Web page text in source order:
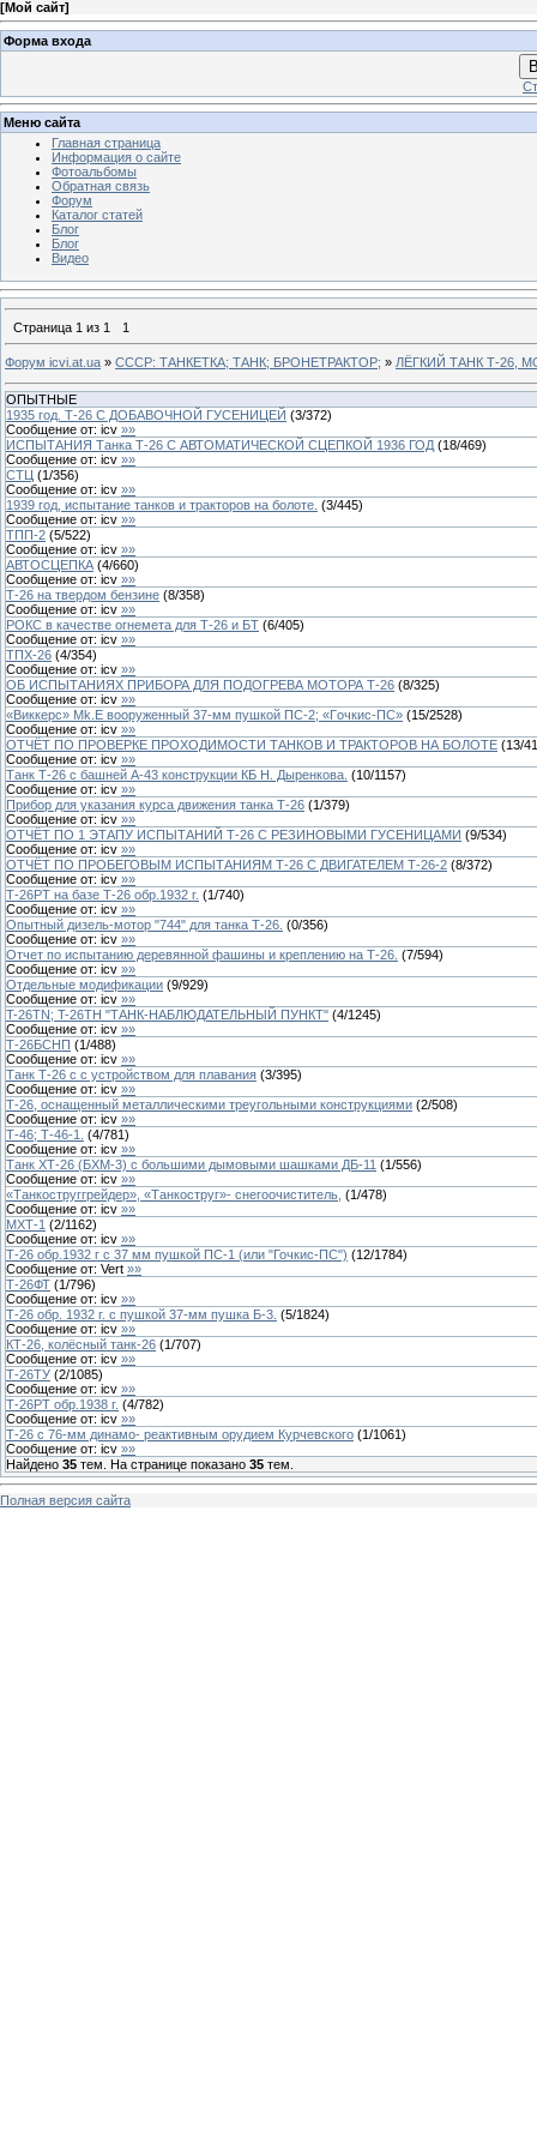
[Мой сайт]
Форма входа
Меню сайта
Главная страница
Информация о сайте
Фотоальбомы
Обратная связь
Форум
Каталог статей
Блог
Блог
Видео
Страница 1 из 1 1
Форум icvi.at.ua » СССР: ТАНКЕТКА; ТАНК; БРОНЕТРАКТОР; » ЛЁГКИЙ ТАНК Т-26,
ОПЫТНЫЕ
1935 год. Т-26 С ДОБАВОЧНОЙ ГУСЕНИЦЕЙ (3/372)
Сообщение от: icv »»
ИСПЫТАНИЯ Танка Т-26 C АВТОМАТИЧЕСКОЙ СЦЕПКОЙ 1936 ГОД (18/469)
Сообщение от: icv »»
СТЦ (1/356)
Сообщение от: icv »»
1939 год, испытание танков и тракторов на болоте. (3/445)
Сообщение от: icv »»
ТПП-2 (5/522)
Сообщение от: icv »»
АВТОСЦЕПКА (4/660)
Сообщение от: icv »»
Т-26 на твердом бензине (8/358)
Сообщение от: icv »»
РОКС в качестве огнемета для Т-26 и БТ (6/405)
Сообщение от: icv »»
ТПХ-26 (4/354)
Сообщение от: icv »»
ОБ ИСПЫТАНИЯХ ПРИБОРА ДЛЯ ПОДОГРЕВА МОТОРА Т-26 (8/325)
Сообщение от: icv »»
«Виккерс» Mk.E вооруженный 37-мм пушкой ПС-2; «Гoчкиc-ПC» (15/2528)
Сообщение от: icv »»
ОТЧЁТ ПО ПРОВЕРКЕ ПРОХОДИМОСТИ ТАНКОВ И ТРАКТОРОВ НА БОЛОТЕ (13/
Сообщение от: icv »»
Танк Т-26 с башней А-43 конструкции КБ Н. Дыренкова. (10/1157)
Сообщение от: icv »»
Прибор для указания курса движения танка Т-26 (1/379)
Сообщение от: icv »»
ОТЧЁТ ПО 1 ЭТАПУ ИСПЫТАНИЙ Т-26 С РЕЗИНОВЫМИ ГУСЕНИЦАМИ (9/534)
Сообщение от: icv »»
ОТЧЁТ ПО ПРОБЕГОВЫМ ИСПЫТАНИЯМ Т-26 С ДВИГАТЕЛЕМ Т-26-2 (8/372)
Сообщение от: icv »»
Т-26РТ на базе Т-26 обр.1932 г. (1/740)
Сообщение от: icv »»
Опытный дизель-мотор "744" для танка Т-26. (0/356)
Сообщение от: icv »»
Отчет по испытанию деревянной фашины и креплению на Т-26. (7/594)
Сообщение от: icv »»
Отдельные модификации (9/929)
Сообщение от: icv »»
T-26TN; T-26TH "ТАНК-НАБЛЮДАТЕЛЬНЫЙ ПУНКТ" (4/1245)
Сообщение от: icv »»
Т-26БСНП (1/488)
Сообщение от: icv »»
Танк Т-26 с с устройством для плавания (3/395)
Сообщение от: icv »»
Т-26, оснащенный металлическими треугольными конструкциями (2/508)
Сообщение от: icv »»
Т-46; Т-46-1.
(4/781)
Сообщение от: icv »»
Танк ХТ-26 (БХМ-3) с большими дымовыми шашками ДБ-11 (1/556)
Сообщение от: icv »»
«Танкоструггрейдер», «Танкоструг»- снегоочиститель, (1/478)
Сообщение от: icv »»
МХТ-1 (2/1162)
Сообщение от: icv »»
Т-26 обр.1932 г с 37 мм пушкой ПС-1 (или "Гочкис-ПС") (12/1784)
Сообщение от: Vert »»
Т-26ФТ (1/796)
Сообщение от: icv »»
Т-26 обр. 1932 г. с пушкой 37-мм пушка Б-3. (5/1824)
Сообщение от: icv »»
КТ-26, колёсный танк-26 (1/707)
Сообщение от: icv »»
Т-26ТУ (2/1085)
Сообщение от: icv »»
Т-26РТ обр.1938 г. (4/782)
Сообщение от: icv »»
Т-26 с 76-мм динамо- реактивным орудием Курчевского (1/1061)
Сообщение от: icv »»
Найдено 35 тем. На странице показано 35 тем.
Полная версия сайта